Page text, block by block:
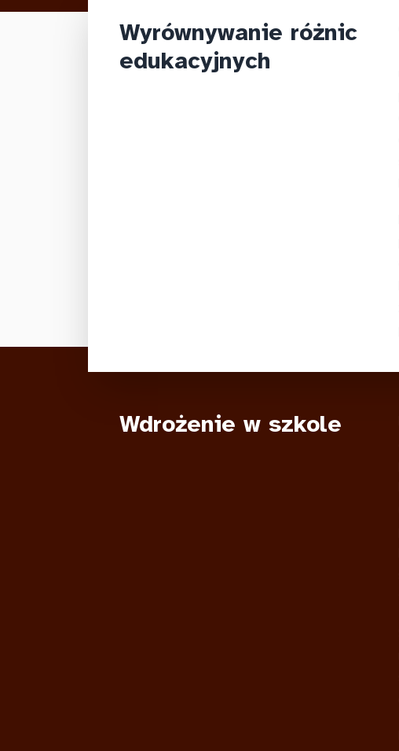
Wyrównywanie różnic
edukacyjnych
Wdrożenie w szkole